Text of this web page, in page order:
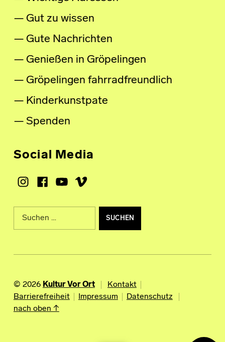
Gut zu wissen
Gute Nachrichten
Genießen in Gröpelingen
Gröpelingen fahrradfreundlich
Kinderkunstpate
Spenden
Social Media
Instagram
Facebook
Youtube
Vimeo
Suche nach:
© 2026 Kultur Vor Ort
Kontakt
Barrierefreiheit
Impressum
Datenschutz
nach oben ↑